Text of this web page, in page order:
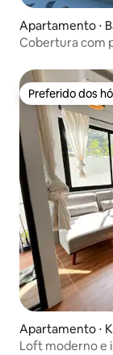
Apartamento ⋅
Cobertura com
Preferido dos
Preferido dos
Apartamento ⋅
Loft moderno e